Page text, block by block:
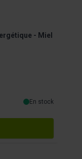
- Miel
En stock